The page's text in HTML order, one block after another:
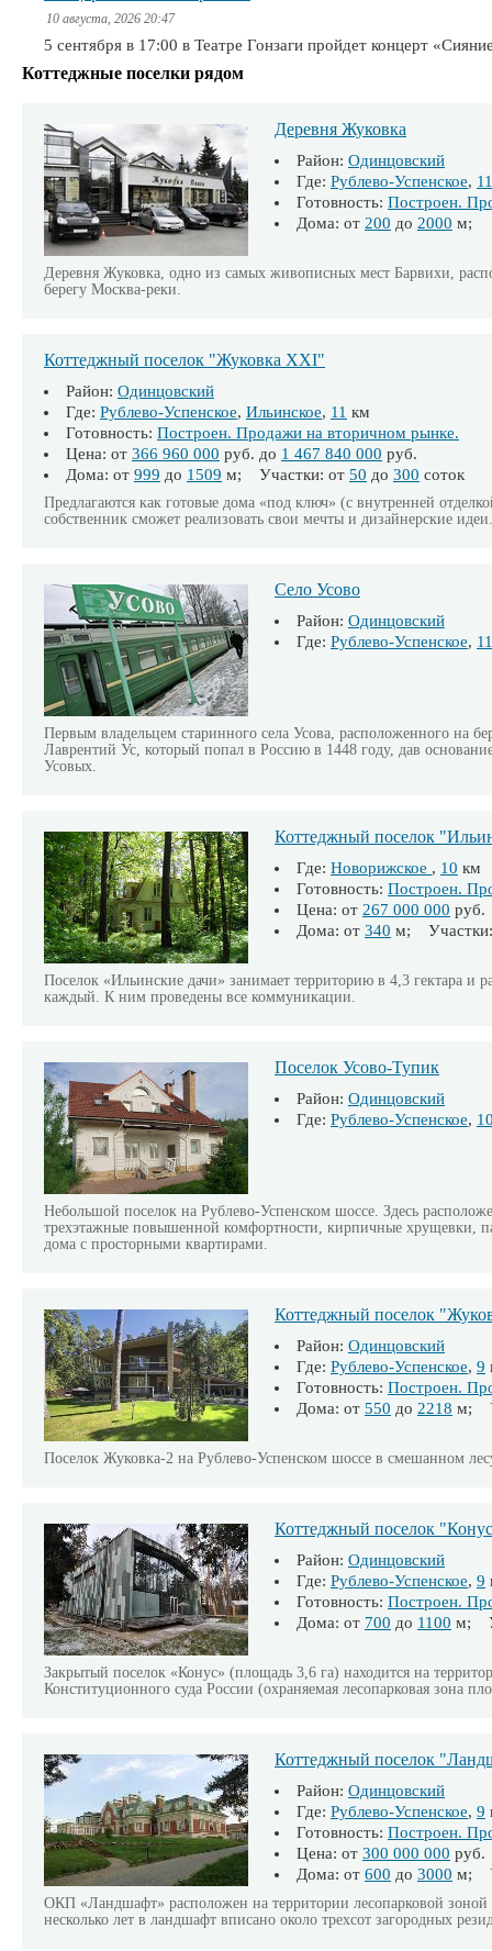
10 августа, 2026 20:47
5 сентября в 17:00 в Театре Гонзаги пройдет концерт
Коттеджные поселки рядом
Деревня Жуковка
Район: Одинцовский
Где: Рублево-Успенское, 11
Готовность: Построен.
Дома: от 200 до 2000 м;
Деревня Жуковка, одно из самых живописных мест Барвихи,
берегу Москва-реки.
Коттеджный поселок "Жуковка XXI"
Район: Одинцовский
Где: Рублево-Успенское, Ильинское, 11 км
Готовность: Построен. Продажи на вторичном рынке.
Цена: от 366 960 000 руб. до 1 467 840 000 руб.
Дома: от 999 до 1509 м; Участки: от 50 до 300 соток
Предлагаются как готовые дома «под ключ» (с внутренней
собственник сможет реализовать свои мечты и дизайнерские идеи.
Село Усово
Район: Одинцовский
Где: Рублево-Успенское, 11
Первым владельцем старинного села Усова, расположенного на
Лаврентий Ус, который попал в Россию в 1448 году, дав
Усовых.
Коттеджный поселок
Где: Новорижское , 10 км
Готовность: Построен.
Цена: от 267 000 000 руб.
Дома: от 340 м;
Поселок «Ильинские дачи» занимает территорию в 4,3 гектара и
каждый. К ним проведены все коммуникации.
Поселок Усово-Тупик
Район: Одинцовский
Где: Рублево-Успенское,
Небольшой поселок на Рублево-Успенском шоссе. Здесь
трехэтажные повышенной комфортности, кирпичные хрущевки,
дома с просторными квартирами.
Коттеджный поселок
Район: Одинцовский
Где: Рублево-Успенское, 9
Готовность: Построен.
Дома: от 550 до 2218 м;
Поселок Жуковка-2 на Рублево-Успенском шоссе в смешанном
Коттеджный поселок
Район: Одинцовский
Где: Рублево-Успенское, 9
Готовность: Построен.
Дома: от 700 до 1100 м;
Закрытый поселок «Конус» (площадь 3,6 га) находится на
Конституционного суда России (охраняемая лесопарковая зона
Коттеджный поселок
Район: Одинцовский
Где: Рублево-Успенское, 9
Готовность: Построен.
Цена: от 300 000 000 руб.
Дома: от 600 до 3000 м;
ОКП «Ландшафт» расположен на территории лесопарковой зоной
несколько лет в ландшафт вписано около трехсот загородных